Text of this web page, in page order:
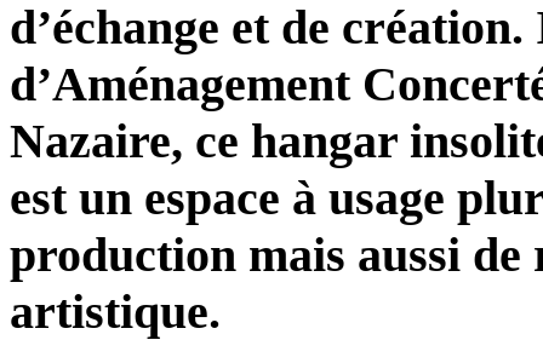
d’échange et de
d’Aménagement
Nazaire, ce hangar
est un espace à usage
production mais aussi de
artistique.